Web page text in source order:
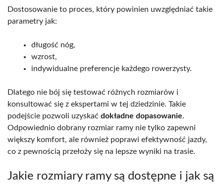
Dostosowanie to proces, który powinien uwzględniać takie
parametry jak:
długość nóg,
wzrost,
indywidualne preferencje każdego rowerzysty.
Dlatego nie bój się testować różnych rozmiarów i
konsultować się z ekspertami w tej dziedzinie. Takie
podejście pozwoli uzyskać dokładne dopasowanie.
Odpowiednio dobrany rozmiar ramy nie tylko zapewni
większy komfort, ale również poprawi efektywność jazdy,
co z pewnością przełoży się na lepsze wyniki na trasie.
Jakie rozmiary ramy są dostępne i jak są